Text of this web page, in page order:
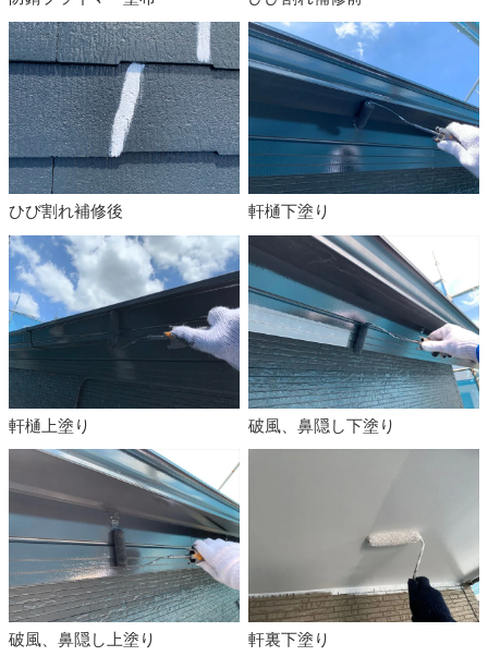
ひび割れ補修後 軒樋下塗り
軒樋上塗り 破風、鼻隠し下塗り
破風、鼻隠し上塗り 軒裏下塗り